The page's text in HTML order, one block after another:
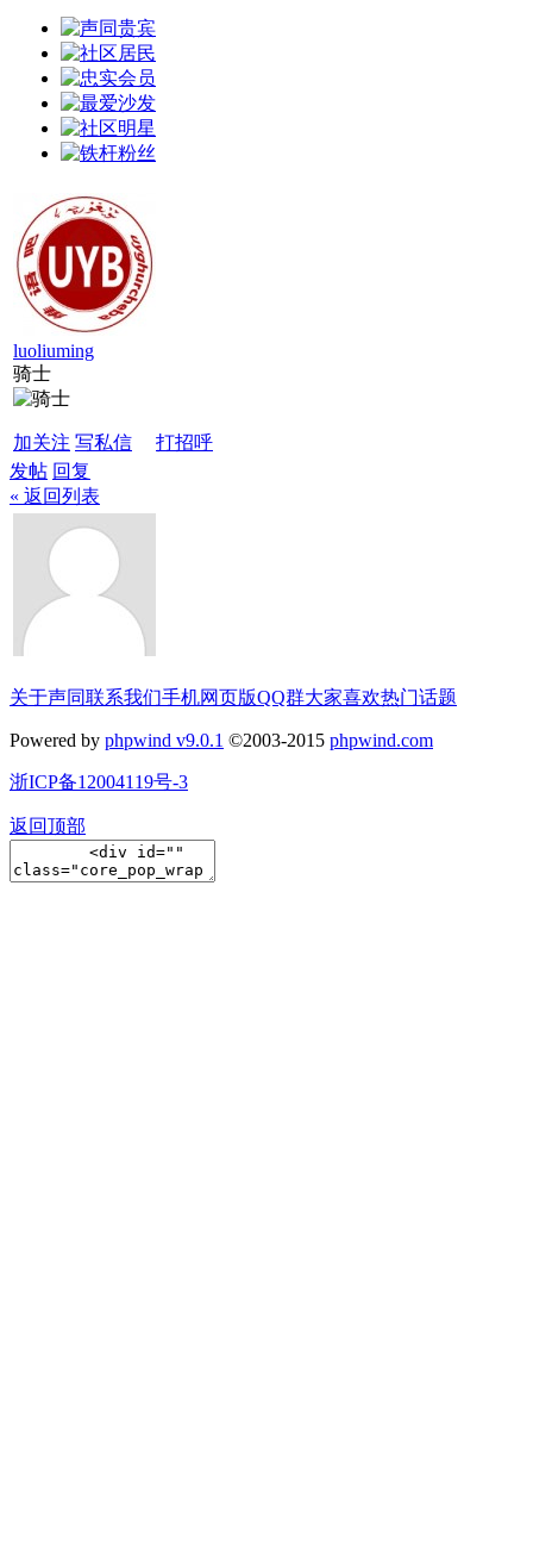
luoliuming
骑士
加关注 写私信
打招呼
发帖 回复
« 返回列表
关于声同联系我们手机网页版QQ群大家喜欢热门话题
Powered by phpwind v9.0.1 ©2003-2015 phpwind.com
浙ICP备12004119号-3
返回顶部